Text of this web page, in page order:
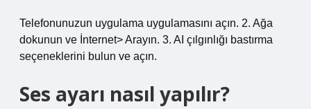
Telefonunuzun uygulama uygulamasını açın. 2. Ağa
dokunun ve İnternet> Arayın. 3. AI çılgınlığı bastırma
seçeneklerini bulun ve açın.
Ses ayarı nasıl yapılır?